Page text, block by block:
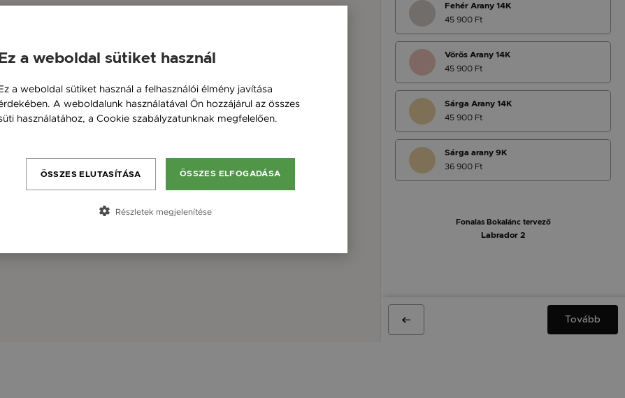
Fehér Arany 14K
45 900 Ft
Vörös Arany 14K
45 900 Ft
Sárga Arany 14K
45 900 Ft
Sárga arany 9K
36 900 Ft
Fonalas Bokalánc tervező
Labrador 2
Tovább
Ez a weboldal sütiket használ
a weboldal sütiket használ a felhasználói élmény javítása
A weboldalunk használatával Ön hozzájárul az összes
használatához, a Cookie szabályzatunknak megfelelően.
ÖSSZES ELFOGADÁSA
ÖSSZES ELUTASÍTÁSA
Részletek megjelenítése